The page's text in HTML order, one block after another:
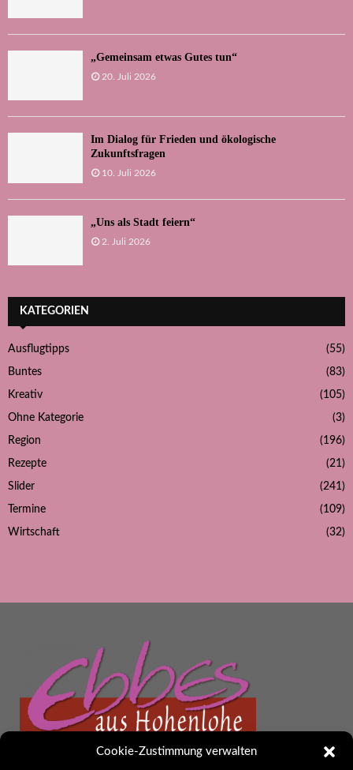
Cookie-Zustimmung verwalten
„Gemeinsam etwas Gutes tun“
20. Juli 2026
Im Dialog für Frieden und ökologische
Zukunftsfragen
10. Juli 2026
„Uns als Stadt feiern“
2. Juli 2026
KATEGORIEN
Ausflugtipps (55)
Buntes (83)
Kreativ (105)
Ohne Kategorie (3)
Region (196)
Rezepte (21)
Slider (241)
Termine (109)
Wirtschaft (32)